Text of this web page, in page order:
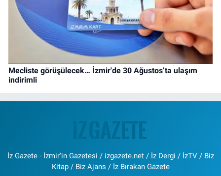
Mecliste görüşülecek… İzmir'de 30 Ağustos’ta ulaşım
indirimli
İz Gazete - İzmir'in Gazetesi / izgazete.net / İz Dergi / İzTV / Biz
Kitap / Biz Ajans / İz Bırakan Gazete